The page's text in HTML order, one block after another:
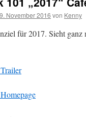
9. November 2016 von Kenny
für 2017. Sieht ganz